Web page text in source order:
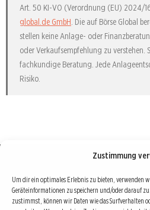
Zustimmung
Um dir ein optimales Erlebnis zu bieten, verwenden
Geräteinformationen zu speichern und/oder darauf
zustimmst, können wir Daten wie das Surfverhalten
Art. 50 KI-VO (Verordnung (EU) 2024/
global.de GmbH. Die auf Börse Global
stellen keine Anlage- oder
oder Verkaufsempfehlung zu verstehen.
fachkundige Beratung. Jede
Risiko.
Börse : lokal, international, global
Erfolgreiche Börsengeschäfte bedingen vor allem